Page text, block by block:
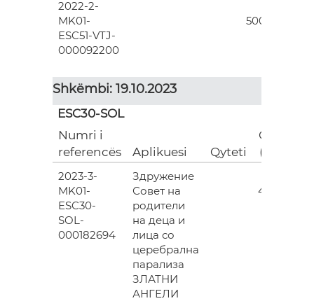
2022-2-
MK01-
ESC51-VTJ-
000092200
500.00
Shkëmbi: 19.10.2023
ESC30-SOL
Numri i
referencës
Aplikuesi Qyteti
Grant
(EUR)
2023-3-
MK01-
ESC30-
SOL-
000182694
Здружение
Совет на
родители
на деца и
лица со
церебрална
парализа
ЗЛАТНИ
АНГЕЛИ
493.00